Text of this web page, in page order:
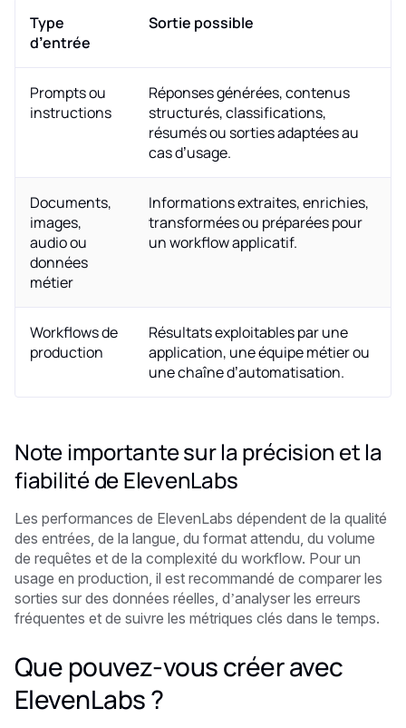
Type
d’entrée
Sortie possible
Prompts ou
instructions
Réponses générées, contenus
structurés, classifications,
résumés ou sorties adaptées au
cas d’usage.
Documents,
images,
audio ou
données
métier
Informations extraites, enrichies,
transformées ou préparées pour
un workflow applicatif.
Workflows de
production
Résultats exploitables par une
application, une équipe métier ou
une chaîne d’automatisation.
Note importante sur la précision et la
fiabilité de ElevenLabs
Les performances de ElevenLabs dépendent de la qualité
des entrées, de la langue, du format attendu, du volume
de requêtes et de la complexité du workflow. Pour un
usage en production, il est recommandé de comparer les
sorties sur des données réelles, d’analyser les erreurs
fréquentes et de suivre les métriques clés dans le temps.
Que pouvez-vous créer avec
ElevenLabs ?